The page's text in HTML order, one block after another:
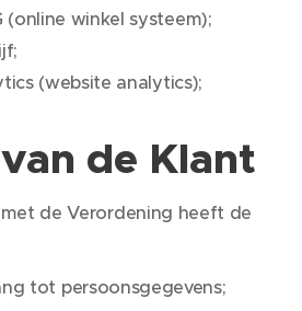
(online winkel systeem);
(website analytics);
de Klant
de Verordening heeft de
tot persoonsgegevens;